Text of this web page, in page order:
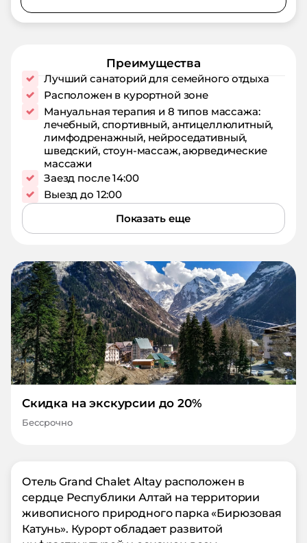
Преимущества
Лучший санаторий для семейного отдыха
Расположен в курортной зоне
Мануальная терапия и 8 типов массажа:
лечебный, спортивный, антицеллюлитный,
лимфодренажный, нейроседативный,
шведский, стоун-массаж, аюрведические
массажи
Заезд после 14:00
Выезд до 12:00
Показать еще
Скидка на экскурсии до 20%
Бессрочно
Отель Grand Chalet Altay расположен в
сердце Республики Алтай на территории
живописного природного парка «Бирюзовая
Катунь». Курорт обладает развитой